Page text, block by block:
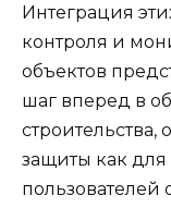
Интеграция
контроля и
объектов
шаг вперед в
защиты как для
пользователей